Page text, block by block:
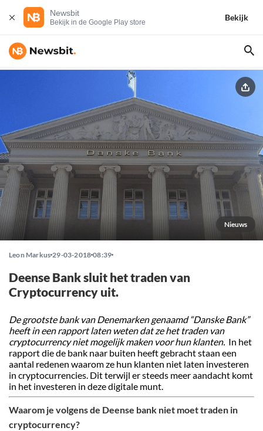
Newsbit
Bekijk in de Google Play store
Bekijk
Nieuws
Leon Markus 29-03-2018 08:39
Deense Bank sluit het traden van
Cryptocurrency uit.
De grootste bank van Denemarken genaamd “Danske Bank”
heeft in een rapport laten weten dat ze het traden van
cryptocurrency niet mogelijk maken voor hun klanten. In het
rapport die de bank naar buiten heeft gebracht staan een
aantal redenen waarom ze hun klanten niet laten investeren
in cryptocurrencies. Dit terwijl er steeds meer aandacht komt
in het investeren in deze digitale munt.
Waarom je volgens de Deense bank niet moet traden in
cryptocurrency?